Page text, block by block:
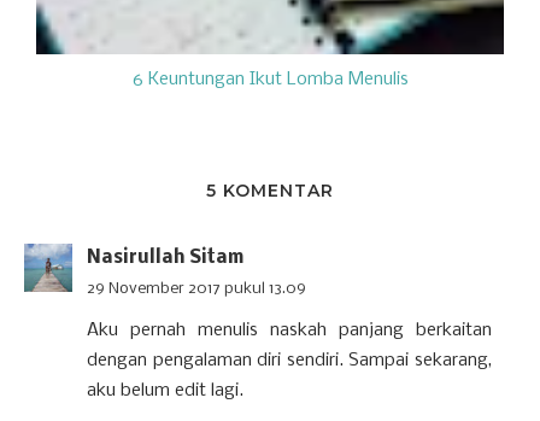
6 Keuntungan Ikut Lomba Menulis
5 KOMENTAR
Nasirullah Sitam
29 November 2017 pukul 13.09
Aku pernah menulis naskah panjang berkaitan
dengan pengalaman diri sendiri. Sampai sekarang,
aku belum edit lagi.